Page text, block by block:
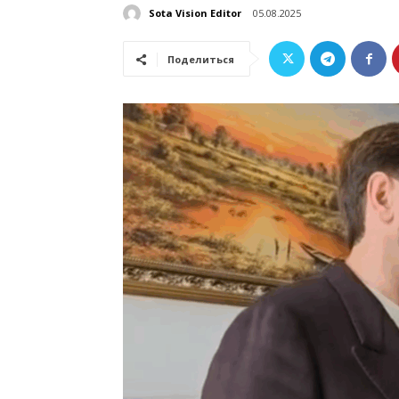
Sota Vision Editor 05.08.2025
Поделиться